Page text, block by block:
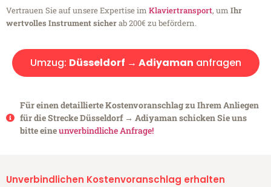
Vertrauen Sie auf unsere Expertise im Klaviertransport, um Ihr
wertvolles Instrument sicherab 200€ zu befördern.
Umzug: Düsseldorf → Adiyaman anfragen
Für einen detaillierte Kostenvoranschlag zu Ihrem Anliegen
für die Strecke Düsseldorf → Adiyaman schicken Sie uns
bitte eineunverbindliche Anfrage!
Unverbindlichen Kostenvoranschlag erhalten